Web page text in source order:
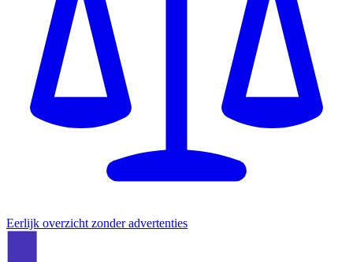
Eerlijk overzicht zonder advertenties